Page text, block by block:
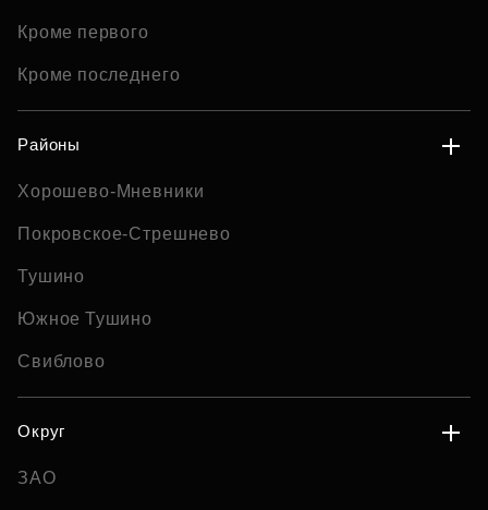
Кроме первого
Кроме последнего
Районы
Хорошево-Мневники
Покровское-Стрешнево
Тушино
Южное Тушино
Свиблово
Округ
ЗАО